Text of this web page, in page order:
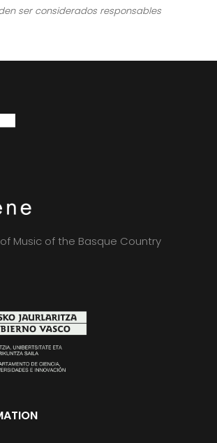
ser considerados responsables
Music of the Basque Country